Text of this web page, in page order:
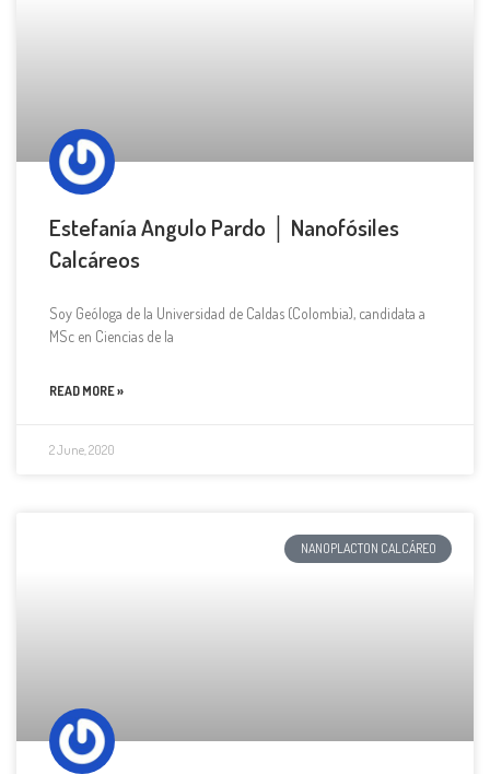
Estefanía Angulo Pardo │ Nanofósiles
Calcáreos
Soy Geóloga de la Universidad de Caldas (Colombia), candidata a
MSc en Ciencias de la
READ MORE »
2 June, 2020
NANOPLACTON CALCÁREO